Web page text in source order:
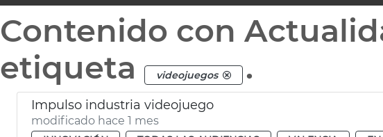
Contenido con
etiqueta
videojuegos .
Impulso industria videojuego
modificado hace 1 mes